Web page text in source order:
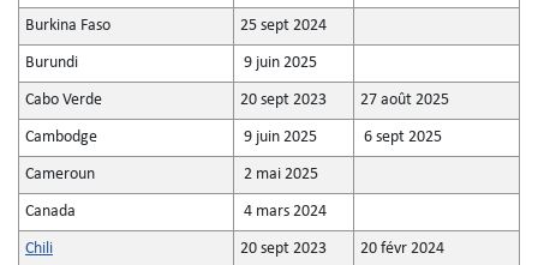
Burkina Faso 25 sept 2024
Burundi 9 juin 2025
Cabo Verde 20 sept 2023 27 août 2025
Cambodge 9 juin 2025 6 sept 2025
Cameroun 2 mai 2025
Canada 4 mars 2024
Chili 20 sept 2023 20 févr 2024